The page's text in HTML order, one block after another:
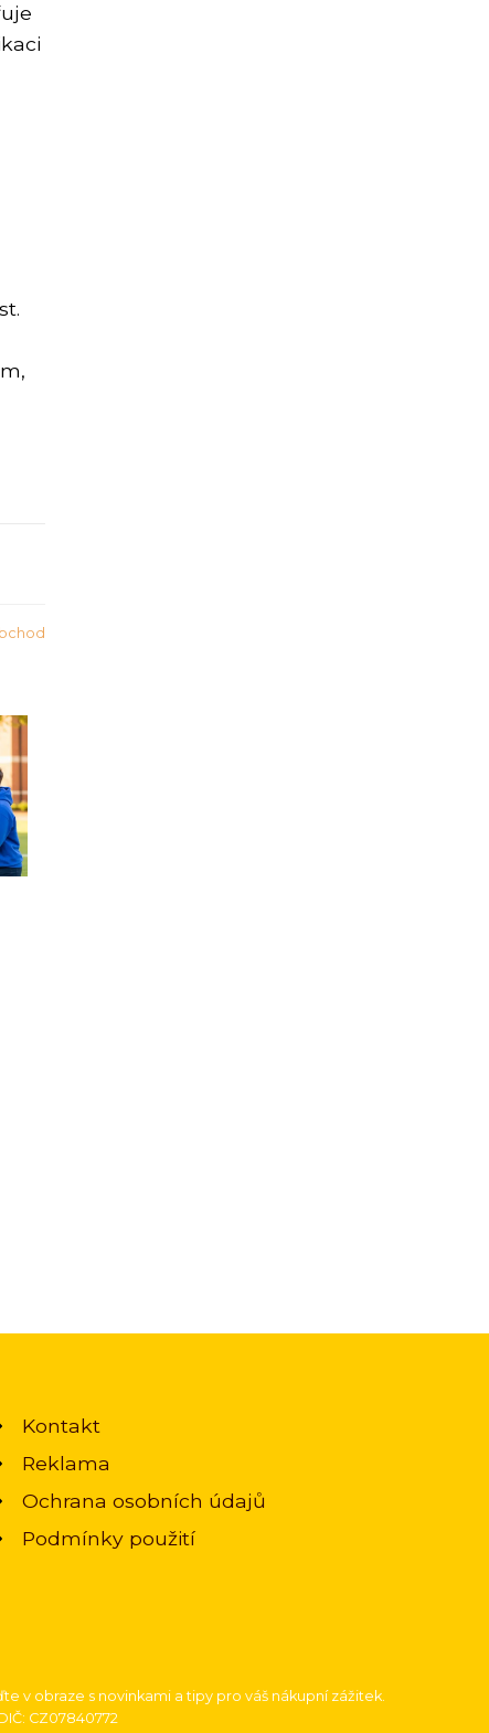
Kontakt
Reklama
Ochrana osobních údajů
Podmínky použití
v obraze s novinkami a tipy pro váš nákupní zážitek.
CZ07840772